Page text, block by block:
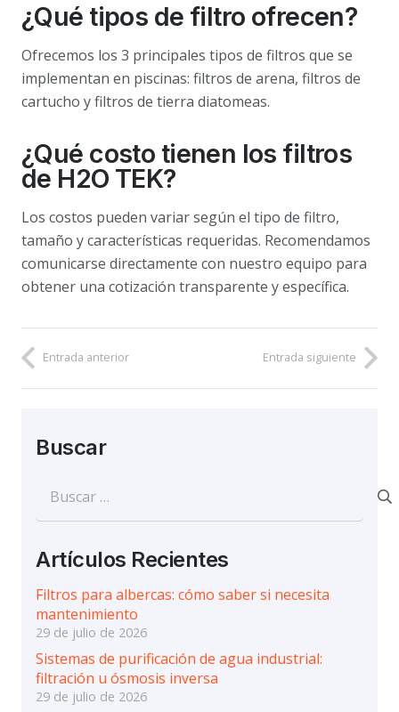
¿Qué tipos de filtro ofrecen?
Ofrecemos los 3 principales tipos de filtros que se
implementan en piscinas: filtros de arena, filtros de
cartucho y filtros de tierra diatomeas.
¿Qué costo tienen los filtros
de H2O TEK?
Los costos pueden variar según el tipo de filtro,
tamaño y características requeridas. Recomendamos
comunicarse directamente con nuestro equipo para
obtener una cotización transparente y específica.
Entrada anterior Entrada siguiente
Buscar
Artículos Recientes
Filtros para albercas: cómo saber si necesita
mantenimiento
29 de julio de 2026
Sistemas de purificación de agua industrial:
filtración u ósmosis inversa
29 de julio de 2026